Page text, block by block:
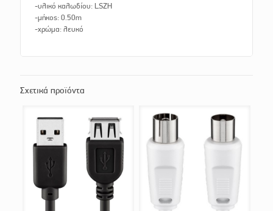
-υλικό καλωδίου: LSZH
-μήκος: 0.50m
-χρώμα: λευκό
Σχετικά προϊόντα